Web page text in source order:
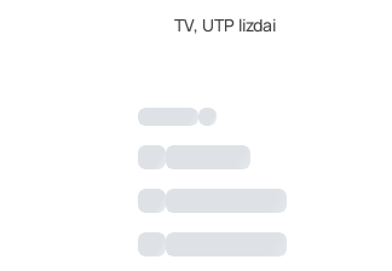
TV, UTP lizdai